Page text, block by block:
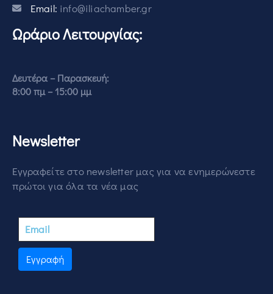
Email: info@iliachamber.gr
Ωράριο Λειτουργίας:
Δευτέρα – Παρασκευή:
8:00 πμ – 15:00 μμ
Newsletter
Εγγραφείτε στο newsletter μας για να ενημερώνεστε
πρώτοι για όλα τα νέα μας
Εγγραφή